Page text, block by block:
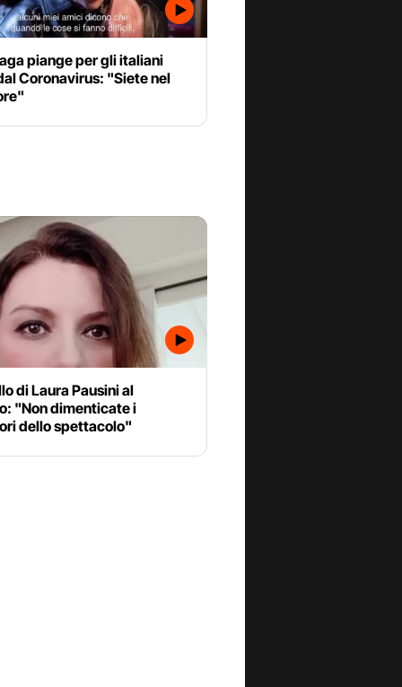
piange per gli italiani
Coronavirus: "Siete nel
di Laura Pausini al
"Non dimenticate i
dello spettacolo"